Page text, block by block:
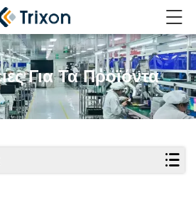
Για Τα Προϊόντα